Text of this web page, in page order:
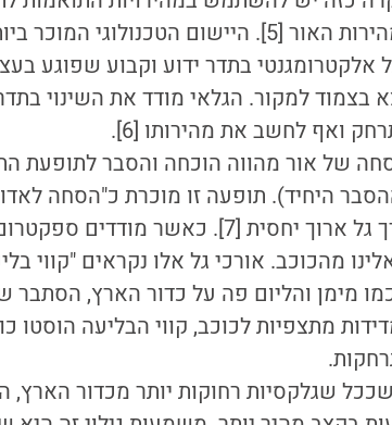
שמדובר בגלים שנעים במהירות האור [5]. היישום
בתדר ידוע וקבוע שפוגע
בצמוד למקור. הגלאי מודד את השינוי
ואף לחשב את מהירותו [6].
של אור מהווה הוכחה והסבר לתופעת
היחיד). תופעה זו מוכרת כ"הסחה
האדום מהווה דוגמא לאורך גל ארוך יחסית
מהכוכב. אורכי גל אלו נקראים "קווי
מימן והליום פה על כדור הארץ,
מתצפיות לכוכב, קווי הבליעה הוסטו
שככל שגלקסיות רחוקות יותר מכדור